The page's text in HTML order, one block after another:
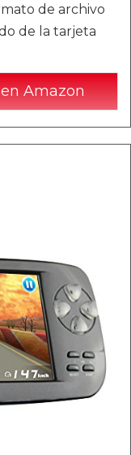
de archivo
de la tarjeta
Amazon